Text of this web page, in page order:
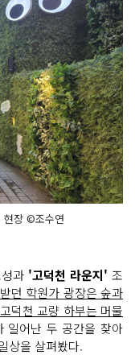
현장 ©조수연
과 '고덕천 라운지' 조
던 학원가 광장은 숲과
덕천 교량 하부는 머물
일어난 두 공간을 찾아
상을 살펴봤다.